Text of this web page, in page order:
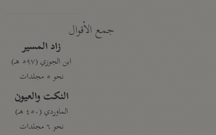
جمع الأقوال
زاد المسير
ابن الجوزي (٥٩٧ هـ)
نحو ٥ مجلدات
النكت والعيون
الماوردي (٤٥٠ هـ)
نحو ٦ مجلدات